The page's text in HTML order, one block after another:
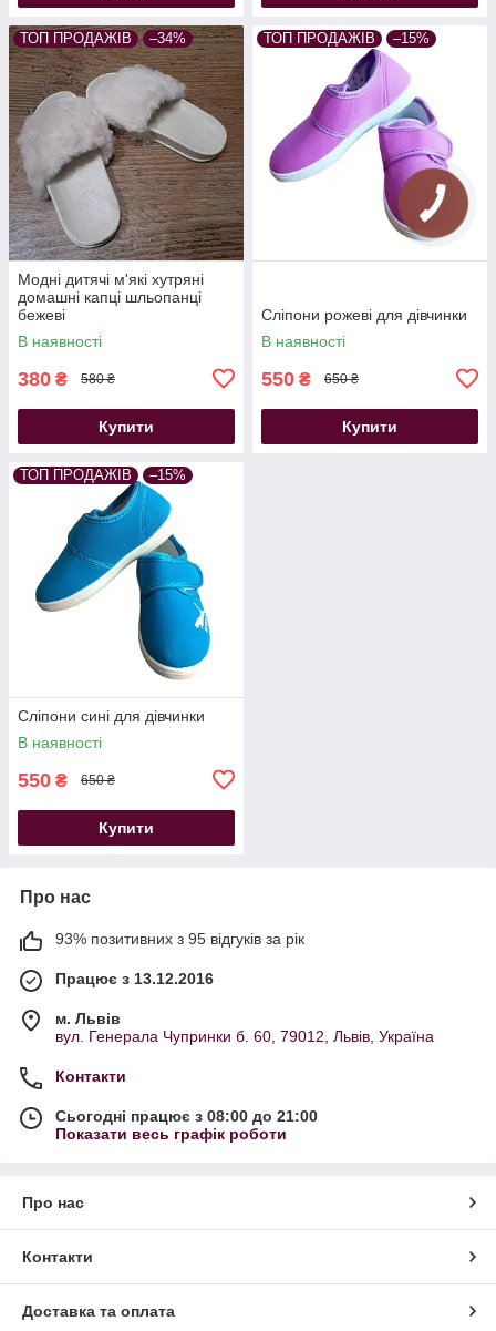
ТОП ПРОДАЖІВ –34%
Модні дитячі м'які хутряні
домашні капці шльопанці
бежеві
В наявності
380 ₴ 580 ₴
Купити
ТОП ПРОДАЖІВ –15%
Сліпони рожеві для дівчинки
В наявності
550 ₴ 650 ₴
Купити
ТОП ПРОДАЖІВ –15%
Сліпони сині для дівчинки
В наявності
550 ₴ 650 ₴
Купити
Про нас
93% позитивних з 95 відгуків за рік
Працює з 13.12.2016
м. Львів
вул. Генерала Чупринки б. 60, 79012, Львів, Україна
Контакти
Сьогодні працює з 08:00 до 21:00
Показати весь графік роботи
Про нас
Контакти
Доставка та оплата